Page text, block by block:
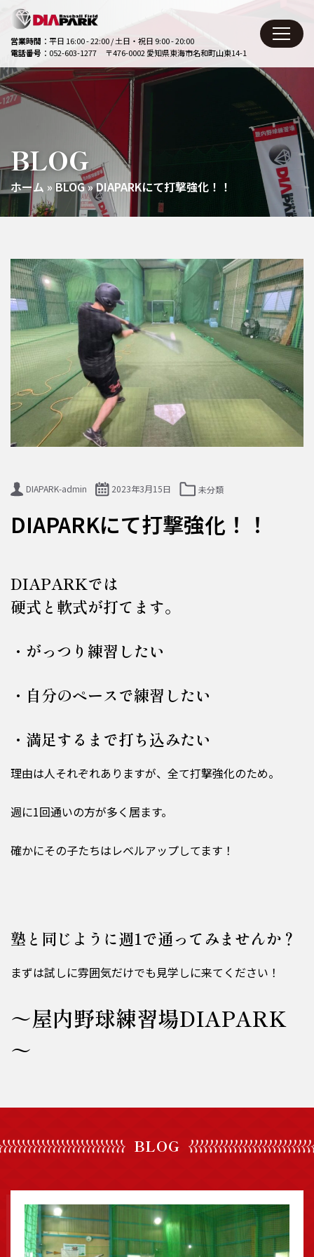
ツ
に
ス
営業時間 ：平日 16:00 - 22:00 / 土日・祝日 9:00 - 20:00
電話番号 ：052-603-1277 〒476-0002 愛知県東海市名和町山東14-1
BLOG
ホーム »BLOG»DIAPARKにて打撃強化！！
DIAPARK-admin 2023年3月15日 未分類
DIAPARKにて打撃強化！！
DIAPARKでは
硬式と軟式が打てます。
・がっつり練習したい
・自分のペースで練習したい
・満足するまで打ち込みたい
理由は人それぞれありますが、全て打撃強化のため。
週に1回通いの方が多く居ます。
確かにその子たちはレベルアップしてます！
塾と同じように週1で通ってみませんか？
まずは試しに雰囲気だけでも見学しに来てください！
～屋内野球練習場DIAPARK
～
BLOG